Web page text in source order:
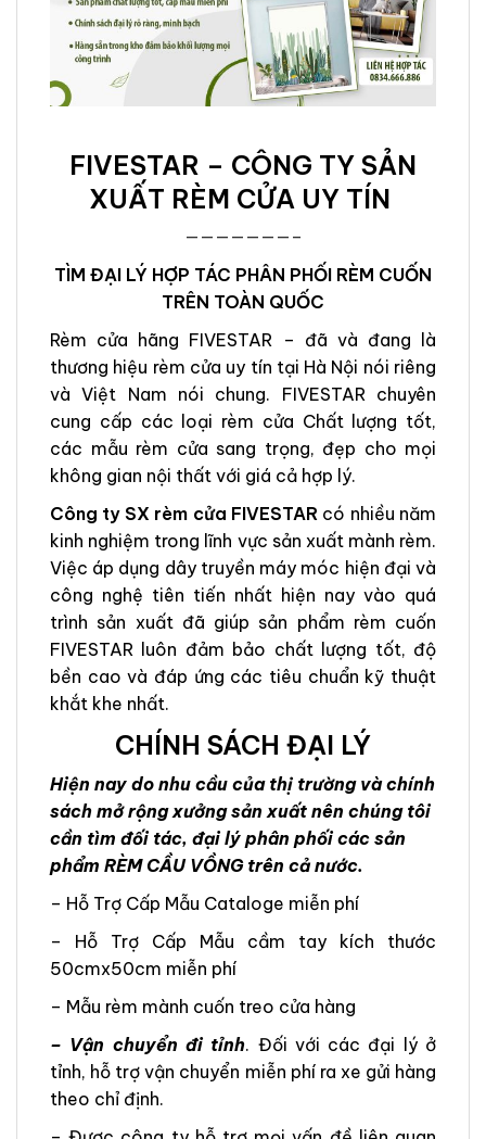
FIVESTAR – CÔNG TY SẢN
XUẤT RÈM CỬA UY TÍN
———————–
TÌM ĐẠI LÝ HỢP TÁC PHÂN PHỐI RÈM CUỐN
TRÊN TOÀN QUỐC
Rèm cửa hãng FIVESTAR – đã và đang là
thương hiệu rèm cửa uy tín tại Hà Nội nói riêng
và Việt Nam nói chung. FIVESTAR chuyên
cung cấp các loại rèm cửa Chất lượng tốt,
các mẫu rèm cửa sang trọng, đẹp cho mọi
không gian nội thất với giá cả hợp lý.
Công ty SX rèm cửa FIVESTARcó nhiều năm
kinh nghiệm trong lĩnh vực sản xuất mành rèm.
Việc áp dụng dây truyền máy móc hiện đại và
công nghệ tiên tiến nhất hiện nay vào quá
trình sản xuất đã giúp sản phẩm rèm cuốn
FIVESTAR luôn đảm bảo chất lượng tốt, độ
bền cao và đáp ứng các tiêu chuẩn kỹ thuật
khắt khe nhất.
CHÍNH SÁCH ĐẠI LÝ
Hiện nay do nhu cầu của thị trường và chính
sách mở rộng xưởng sản xuất nên chúng tôi
cần tìm đối tác, đại lý phân phối các sản
phẩm RÈM CẦU VỒNG trên cả nước.
– Hỗ Trợ Cấp Mẫu Cataloge miễn phí
– Hỗ Trợ Cấp Mẫu cầm tay kích thước
50cmx50cm miễn phí
– Mẫu rèm mành cuốn treo cửa hàng
– Vận chuyển đi tỉnh. Đối với các đại lý ở
tỉnh, hỗ trợ vận chuyển miễn phí ra xe gửi hàng
theo chỉ định.